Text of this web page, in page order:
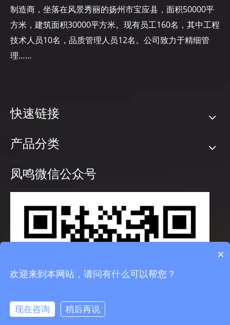
制造商，坐落在风景秀丽的扬州市宝应县，面积50000平
方米，建筑面积30000平方米。现有员工160名，其中工程
技术人员10名，品质管理人员12名。公司致力于精细管
理……
快速链接
15358868788
info@fmcable.com
凤鸣公众号
产品分类
凤鸣微信公众号
×
欢迎来到本网站，请问有什么可以帮您？
现在咨询 稍后再说